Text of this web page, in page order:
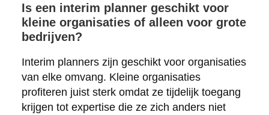
Is een interim planner geschikt voor
kleine organisaties of alleen voor grote
bedrijven?
Interim planners zijn geschikt voor organisaties
van elke omvang. Kleine organisaties
profiteren juist sterk omdat ze tijdelijk toegang
krijgen tot expertise die ze zich anders niet